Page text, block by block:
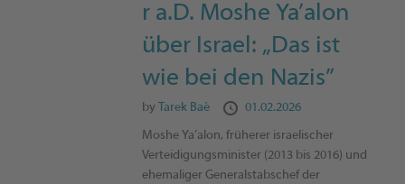
r a.D. Moshe Ya’alon
über Israel: „Das ist
wie bei den Nazis”
by Tarek Baé 01.02.2026
Moshe Ya’alon, früherer israelischer
Verteidigungsminister (2013 bis 2016) und
ehemaliger Generalstabschef der